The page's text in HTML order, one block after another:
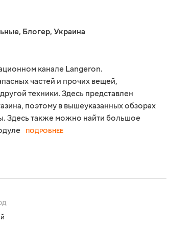
, Блогер, Украина
канале Langeron.
частей и прочих вещей,
техники. Здесь представлен
поэтому в вышеуказанных обзорах
Здесь также можно найти большое
ПОДРОБНЕЕ